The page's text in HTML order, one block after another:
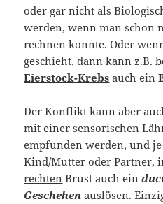
oder gar nicht als
werden, wenn man schon
rechnen konnte. Oder
geschieht, dann kann z.B.
Eierstock-Krebs auch ein
Der Konflikt kann aber
mit einer sensorischen
empfunden werden, und
Kind/Mutter oder Partner,
rechten Brust auch ein
Geschehen auslösen.